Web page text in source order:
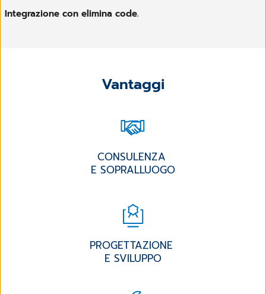
Integrazione con elimina code.
Vantaggi
CONSULENZA
E SOPRALLUOGO
PROGETTAZIONE
E SVILUPPO